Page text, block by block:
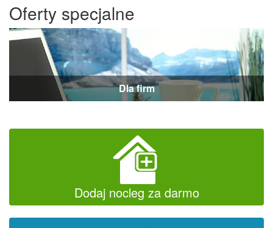
Oferty specjalne
Dla firm
Dodaj nocleg za darmo